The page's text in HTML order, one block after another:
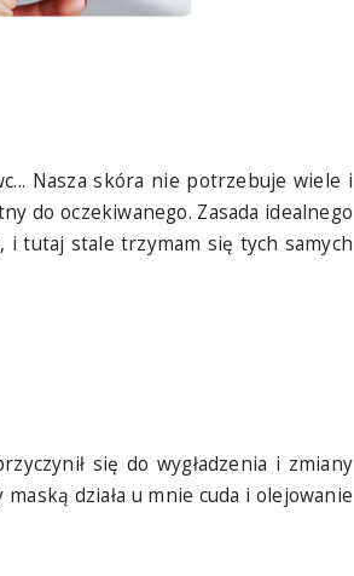
Nasza skóra nie potrzebuje wiele i
do oczekiwanego. Zasada idealnego
i tutaj stale trzymam się tych samych
się do wygładzenia i zmiany
działa u mnie cuda i olejowanie